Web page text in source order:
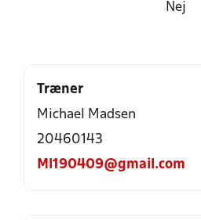
Nej
Træner
Michael Madsen
20460143
Ml190409@gmail.com